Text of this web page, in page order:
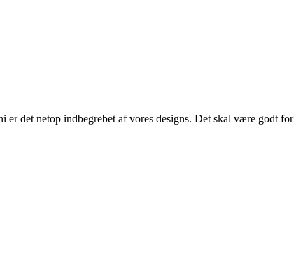
er det netop indbegrebet af vores designs. Det skal være godt for